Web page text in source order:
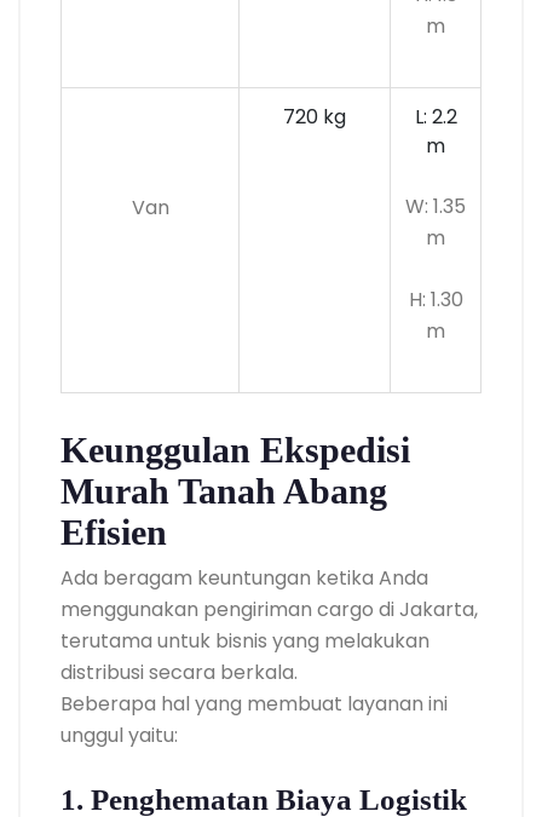
m
Van
720 kg
L: 2.2
m
W: 1.35
m
H: 1.30
m
Keunggulan Ekspedisi
Murah Tanah Abang
Efisien
Ada beragam keuntungan ketika Anda
menggunakan pengiriman cargo di Jakarta,
terutama untuk bisnis yang melakukan
distribusi secara berkala.
Beberapa hal yang membuat layanan ini
unggul yaitu:
1. Penghematan Biaya Logistik